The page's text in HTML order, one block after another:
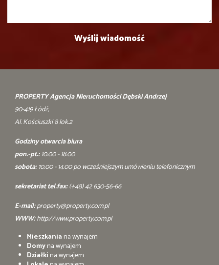
PROPERTY Agencja Nieruchomości Dębski Andrzej
90-419 Łódź,
Al. Kościuszki 8 lok.2
Godziny otwarcia biura
pon.-pt.:10.00 - 18.00
sobota:10.00 - 14.00 po wcześniejszym umówieniu telefonicznym
sekretariat tel.fax:(+48) 42 630-56-66
E-mail:property@property.com.pl
WWW:http://www.property.com.pl
Mieszkania na wynajem
Domyna wynajem
Działki na wynajem